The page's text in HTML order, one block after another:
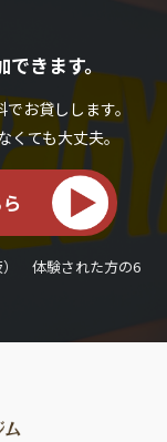
きます。
お貸しします。
くても大丈夫。
） 体験された方の6